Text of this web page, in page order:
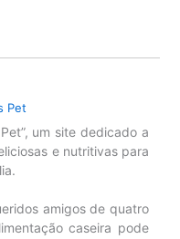
Pet
um site dedicado a
e nutritivas para
amigos de quatro
caseira pode